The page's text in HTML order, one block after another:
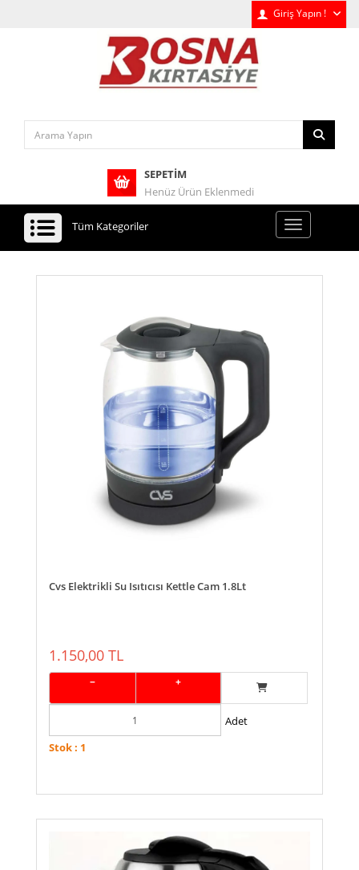
Giriş Yapın !
SEPETIM
Henüz Ürün Eklenmedi
Tüm Kategoriler
Cvs Elektrikli Su Isıtıcısı Kettle Cam 1.8Lt
1.150,00 TL
− +
Adet
Stok : 1